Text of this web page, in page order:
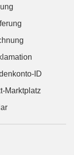
ID
Marktplatz